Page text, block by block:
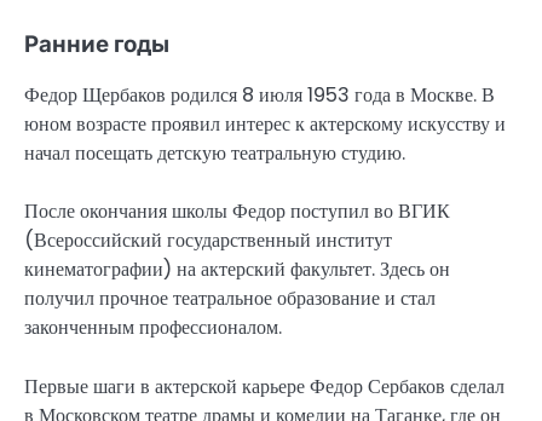
Ранние годы
Федор Щербаков родился 8 июля 1953 года в Москве. В
юном возрасте проявил интерес к актерскому искусству и
начал посещать детскую театральную студию.
После окончания школы Федор поступил во ВГИК
(Всероссийский государственный институт
кинематографии) на актерский факультет. Здесь он
получил прочное театральное образование и стал
законченным профессионалом.
Первые шаги в актерской карьере Федор Сербаков сделал
в Московском театре драмы и комедии на Таганке, где он